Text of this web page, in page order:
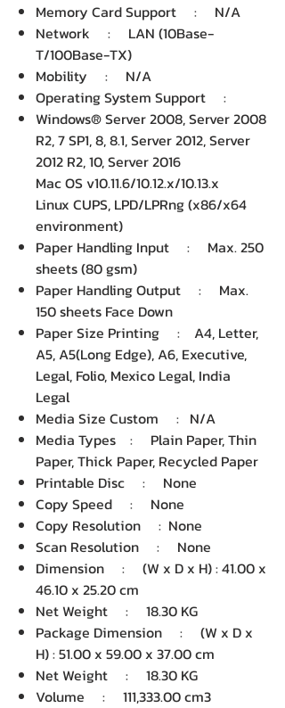
Memory Card Support : N/A
Network : LAN (10Base-
T/100Base-TX)
Mobility : N/A
Operating System Support :
Windows® Server 2008, Server 2008
R2, 7 SP1, 8, 8.1, Server 2012, Server
2012 R2, 10, Server 2016
Mac OS v10.11.6/10.12.x/10.13.x
Linux CUPS, LPD/LPRng (x86/x64
environment)
Paper Handling Input : Max. 250
sheets (80 gsm)
Paper Handling Output : Max.
150 sheets Face Down
Paper Size Printing : A4, Letter,
A5, A5(Long Edge), A6, Executive,
Legal, Folio, Mexico Legal, India
Legal
Media Size Custom : N/A
Media Types : Plain Paper, Thin
Paper, Thick Paper, Recycled Paper
Printable Disc : None
Copy Speed : None
Copy Resolution : None
Scan Resolution : None
Dimension : (W x D x H) : 41.00 x
46.10 x 25.20 cm
Net Weight : 18.30 KG
Package Dimension : (W x D x
H) : 51.00 x 59.00 x 37.00 cm
Net Weight : 18.30 KG
Volume : 111,333.00 cm3